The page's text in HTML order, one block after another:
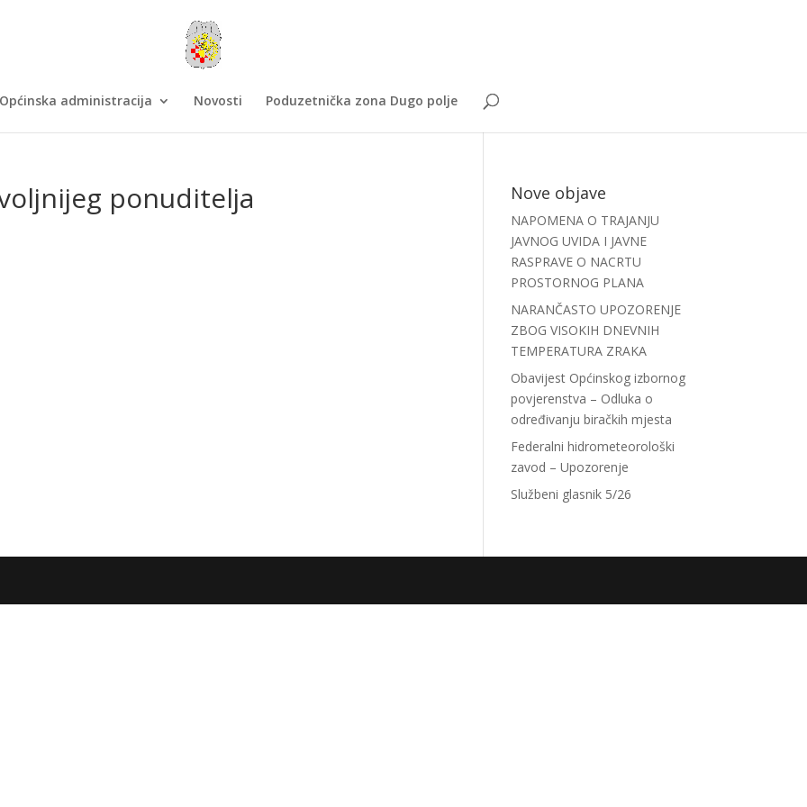
Općinska administracija Novosti Poduzetnička zona Dugo polje
ponuditelja Nove objave
NAPOMENA O TRAJANJU
JAVNOG UVIDA I JAVNE
RASPRAVE O NACRTU
PROSTORNOG PLANA
NARANČASTO UPOZORENJE
ZBOG VISOKIH DNEVNIH
TEMPERATURA ZRAKA
Obavijest Općinskog izbornog
povjerenstva – Odluka o
određivanju biračkih mjesta
Federalni hidrometeorološki
zavod – Upozorenje
Službeni glasnik 5/26